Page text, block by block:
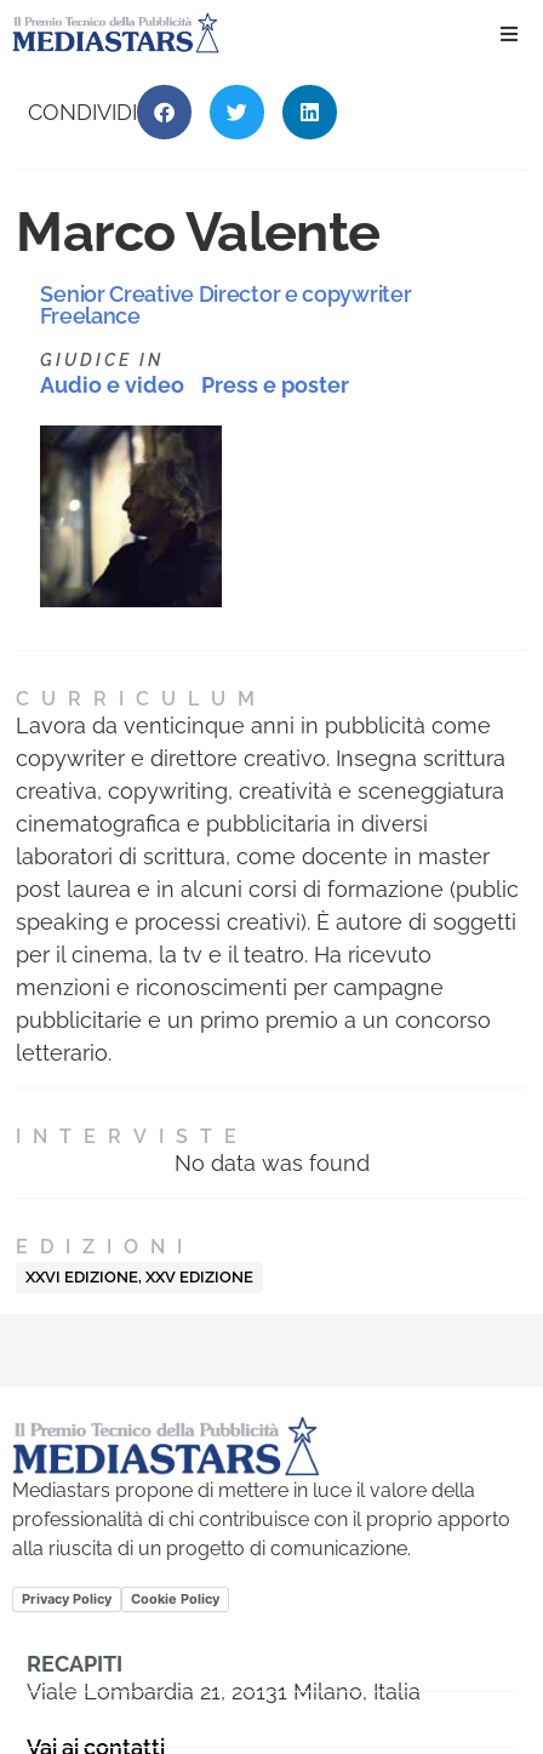
CONDIVIDI
Marco Valente
Senior Creative Director e copywriter
Freelance
GIUDICE IN
Audio e video Press e poster
CURRICULUM
Lavora da venticinque anni in pubblicità come
copywriter e direttore creativo. Insegna scrittura
creativa, copywriting, creatività e sceneggiatura
cinematografica e pubblicitaria in diversi
laboratori di scrittura, come docente in master
post laurea e in alcuni corsi di formazione (public
speaking e processi creativi). È autore di soggetti
per il cinema, la tv e il teatro. Ha ricevuto
menzioni e riconoscimenti per campagne
pubblicitarie e un primo premio a un concorso
letterario.
INTERVISTE
No data was found
EDIZIONI
XXVI EDIZIONE,XXV EDIZIONE
Mediastars propone di mettere in luce il valore della
professionalità di chi contribuisce con il proprio apporto
alla riuscita di un progetto di comunicazione.
Privacy Policy Cookie Policy
RECAPITI
Viale Lombardia 21, 20131 Milano, Italia
Vai ai contatti